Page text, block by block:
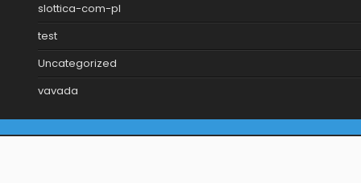
slottica-com-pl
test
Uncategorized
vavada